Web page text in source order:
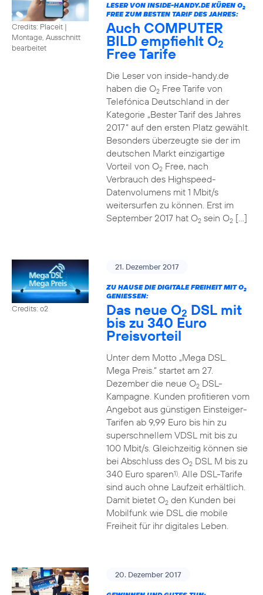
Credits: Placeit |
Montage, Ausschnitt
bearbeitet
LESER VON INSIDE-HANDY.DE KÜREN O2
FREE ZUM BESTEN TARIF DES JAHRES:
Auch COMPUTER
BILD empfiehlt O2
Free Tarife
Die Leser von inside-handy.de
haben die O2Free Tarife von
Telefónica Deutschland in der
Kategorie „Bester Tarif des Jahres
2017“ auf den ersten Platz gewählt.
Besonders überzeugte sie der im
deutschen Markt einzigartige
Vorteil von O2Free, nach
Verbrauch des Highspeed-
Datenvolumens mit 1 Mbit/s
weitersurfen zu können. Erst im
September 2017 hat O2sein O2[…]
Credits: o2
21. Dezember 2017
ZU HAUSE DIE DIGITALE FREIHEIT MIT O2
GENIESSEN:
Das neue O2 DSL mit
bis zu 340 Euro
Preisvorteil
Unter dem Motto „Mega DSL.
Mega Preis.” startet am 27.
Dezember die neue O2DSL-
Kampagne. Kunden profitieren vom
Angebot aus günstigen Einsteiger-
Tarifen ab 9,99 Euro bis hin zu
superschnellem VDSL mit bis zu
100 Mbit/s. Gleichzeitig können sie
bei Abschluss des O2DSL M bis zu
340 Euro sparen1). Alle DSL-Tarife
sind auch ohne Laufzeit erhältlich.
Damit bietet O2den Kunden bei
Mobilfunk wie DSL die mobile
Freiheit für ihr digitales Leben.
20. Dezember 2017